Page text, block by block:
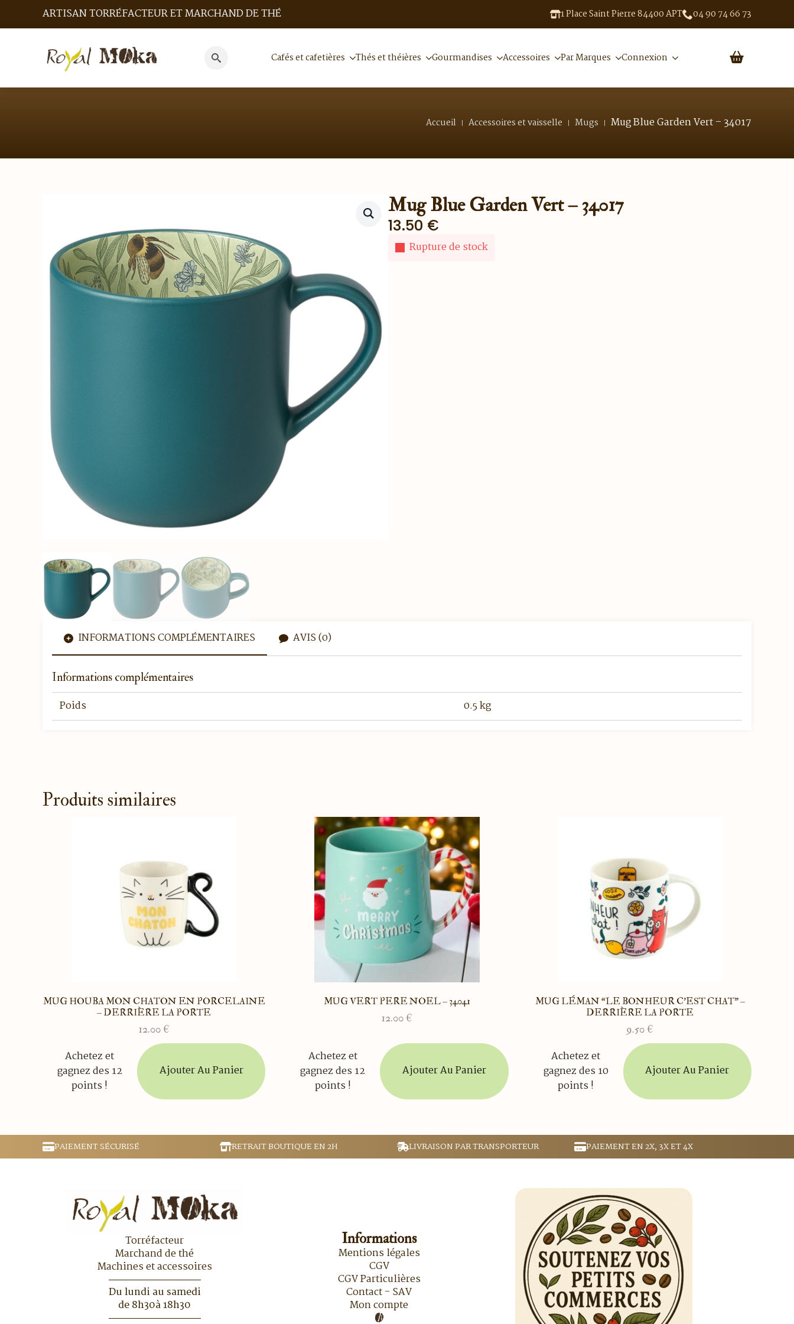
ARTISAN TORRÉFACTEUR ET MARCHAND DE THÉ 1 Place Saint Pierre 84400 APT 04 90 74 66 73
for:
Cafés et cafetières Thés et théières Gourmandises Accessoires Par Marques Connexion
Accueil Accessoires et vaisselle Mugs Mug Blue Garden Vert – 34017
Mug Blue Garden Vert – 34017
13.50 €
Rupture de stock
INFORMATIONS COMPLÉMENTAIRES AVIS (0)
Informations complémentaires
Poids 0.5 kg
Produits similaires
MUG HOUBA MON CHATON EN PORCELAINE
– DERRIÈRE LA PORTE
12.00 €
Achetez et
gagnez des 12
points !
Ajouter Au Panier
MUG VERT PERE NOEL – 34041
12.00 €
Achetez et
gagnez des 12
points !
Ajouter Au Panier
MUG LÉMAN “LE BONHEUR C’EST CHAT” –
DERRIÈRE LA PORTE
9.50 €
Achetez et
gagnez des 10
points !
Ajouter Au Panier
PAIEMENT SÉCURISÉ RETRAIT BOUTIQUE EN 2H LIVRAISON PAR TRANSPORTEUR PAIEMENT EN 2X, 3X ET 4X
Torréfacteur
Marchand de thé
Machines et accessoires
Du lundi au samedi
de 8h30à 18h30
Informations
Mentions légales
CGV
CGV Particulières
Contact - SAV
Mon compte